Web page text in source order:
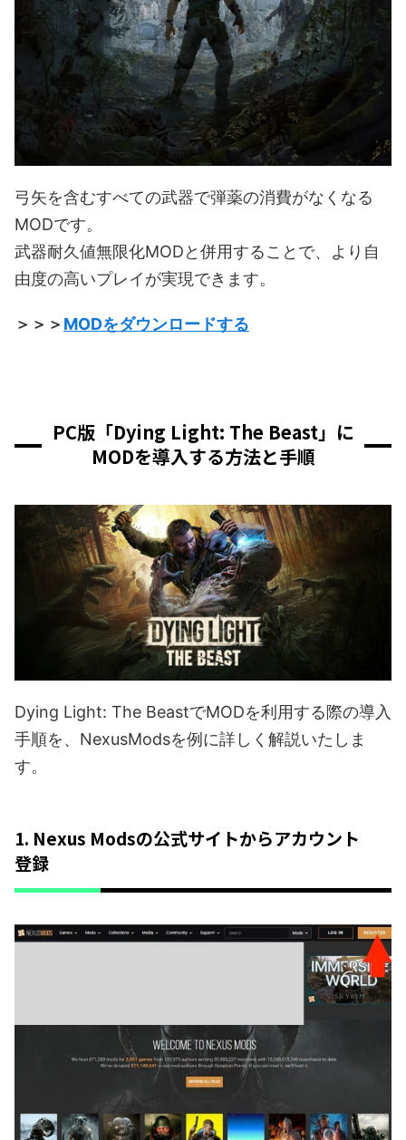
弓矢を含むすべての武器で弾薬の消費がなくなる
MODです。
武器耐久値無限化MODと併用することで、より自
由度の高いプレイが実現できます。
＞＞＞MODをダウンロードする
PC版「Dying Light: The Beast」に
MODを導入する方法と手順
Dying Light: The BeastでMODを利用する際の導入
手順を、NexusModsを例に詳しく解説いたしま
す。
1. Nexus Modsの公式サイトからアカウント
登録